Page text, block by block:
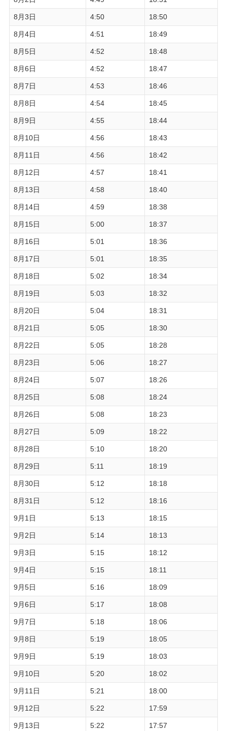
8月3日 4:50 18:50
8月4日 4:51 18:49
8月5日 4:52 18:48
8月6日 4:52 18:47
8月7日 4:53 18:46
8月8日 4:54 18:45
8月9日 4:55 18:44
8月10日 4:56 18:43
8月11日 4:56 18:42
8月12日 4:57 18:41
8月13日 4:58 18:40
8月14日 4:59 18:38
8月15日 5:00 18:37
8月16日 5:01 18:36
8月17日 5:01 18:35
8月18日 5:02 18:34
8月19日 5:03 18:32
8月20日 5:04 18:31
8月21日 5:05 18:30
8月22日 5:05 18:28
8月23日 5:06 18:27
8月24日 5:07 18:26
8月25日 5:08 18:24
8月26日 5:08 18:23
8月27日 5:09 18:22
8月28日 5:10 18:20
8月29日 5:11 18:19
8月30日 5:12 18:18
8月31日 5:12 18:16
9月1日 5:13 18:15
9月2日 5:14 18:13
9月3日 5:15 18:12
9月4日 5:15 18:11
9月5日 5:16 18:09
9月6日 5:17 18:08
9月7日 5:18 18:06
9月8日 5:19 18:05
9月9日 5:19 18:03
9月10日 5:20 18:02
9月11日 5:21 18:00
9月12日 5:22 17:59
9月13日 5:22 17:57